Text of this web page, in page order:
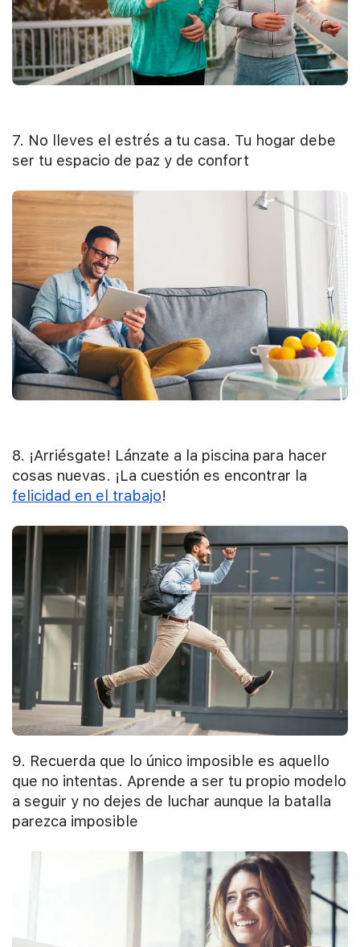
7. No lleves el estrés a tu casa. Tu hogar debe
ser tu espacio de paz y de confort
8. ¡Arriésgate! Lánzate a la piscina para hacer
cosas nuevas. ¡La cuestión es encontrar la
felicidad en el trabajo!
9. Recuerda que lo único imposible es aquello
que no intentas. Aprende a ser tu propio modelo
a seguir y no dejes de luchar aunque la batalla
parezca imposible